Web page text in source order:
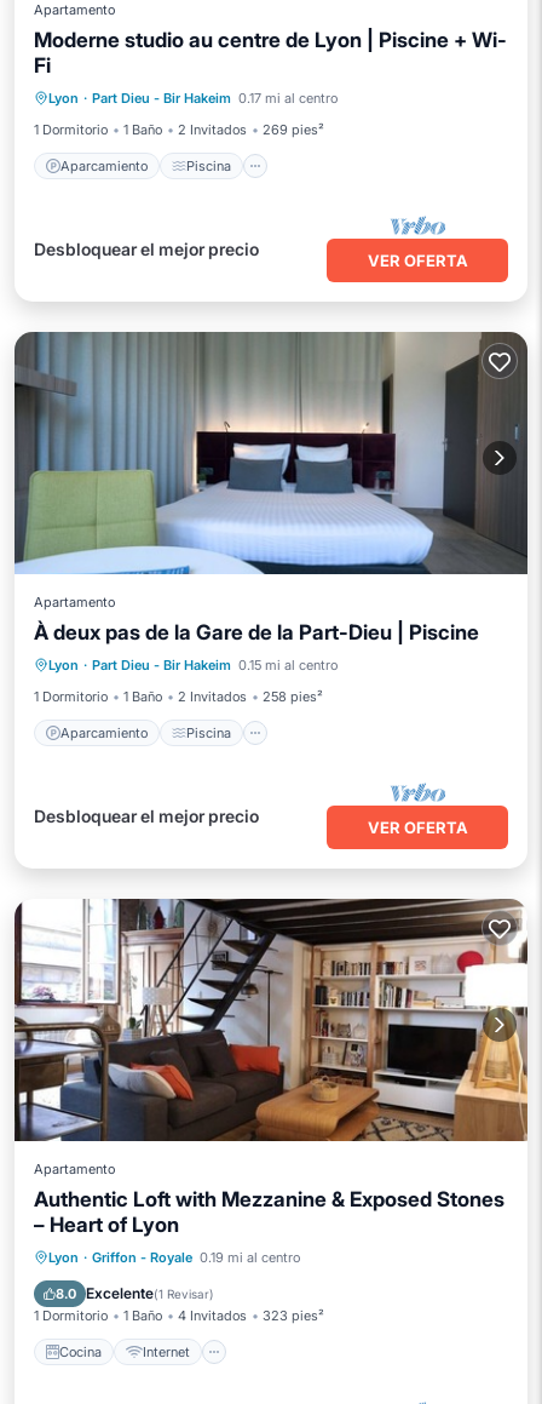
Apartamento
Moderne studio au centre de Lyon | Piscine + Wi-
Fi
Lyon · Part Dieu - Bir Hakeim 0.17 mi al centro
1 Dormitorio
1 Baño 2 Invitados 269 pies²
Aparcamiento Piscina
Aire acondicionado
Desbloquear el mejor precio
VER OFERTA
Apartamento
À deux pas de la Gare de la Part-Dieu | Piscine
Lyon · Part Dieu - Bir Hakeim 0.15 mi al centro
1 Dormitorio
1 Baño 2 Invitados 258 pies²
Aparcamiento Piscina
Aparcamiento
Piscina
Aire acondicionado
Internet
Desbloquear el mejor precio
VER OFERTA
Apartamento
Authentic Loft with Mezzanine & Exposed Stones
– Heart of Lyon
Lyon · Griffon - Royale 0.19 mi al centro
8.0 Excelente(1 Revisar)
1 Dormitorio 1 Baño 4 Invitados 323 pies²
Cocina Internet
Cocina Internet
Lavandería